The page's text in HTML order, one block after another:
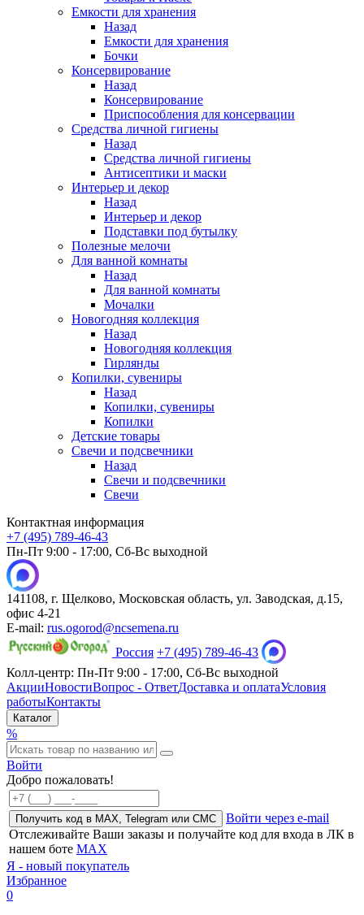
Емкости для хранения
Назад
Емкости для хранения
Бочки
Консервирование
Назад
Консервирование
Приспособления для консервации
Средства личной гигиены
Назад
Средства личной гигиены
Антисептики и маски
Интерьер и декор
Назад
Интерьер и декор
Подставки под бутылку
Полезные мелочи
Для ванной комнаты
Назад
Для ванной комнаты
Мочалки
Новогодняя коллекция
Назад
Новогодняя коллекция
Гирлянды
Копилки, сувениры
Назад
Копилки, сувениры
Копилки
Детские товары
Свечи и подсвечники
Назад
Свечи и подсвечники
Свечи
Контактная информация
+7 (495) 789-46-43
Пн-Пт 9:00 - 17:00, Сб-Вс выходной
141108, г. Щелково, Московская область, ул. Заводская, д.15,
офис 4-21
E-mail: rus.ogorod@ncsemena.ru
Россия +7 (495) 789-46-43
Колл-центр: Пн-Пт 9:00 - 17:00, Сб-Вс выходной
АкцииНовостиВопрос - ОтветДоставка и оплатаУсловия
работыКонтакты
Каталог
%
Войти
Добро пожаловать!
Получить код в MAX, Telegram или СМС
Войти через e-mail
Отслеживайте Ваши заказы и получайте код для входа в ЛК в
нашем боте MAX
Я - новый покупатель
Избранное
0